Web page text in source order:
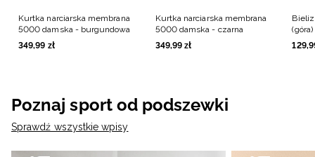
Kurtka narciarska membrana
5000 damska - burgundowa
349,99 zł
Kurtka narciarska membrana
5000 damska - czarna
349,99 zł
129,
Poznaj sport od podszewki
Sprawdź wszystkie wpisy